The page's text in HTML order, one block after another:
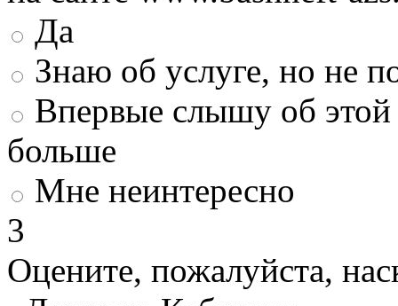
Да
Знаю об услуге, но не
Впервые слышу об этой
больше
Мне неинтересно
3
Оцените, пожалуйста,